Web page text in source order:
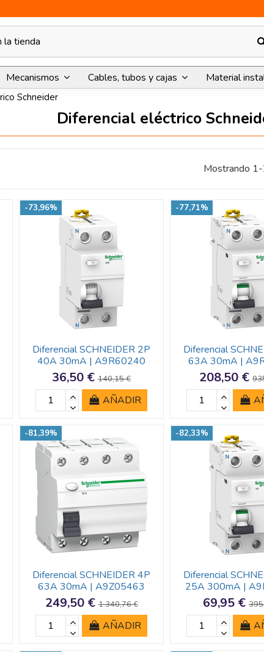
Mecanismos Cables, tubos y cajas Material
Schneider
Diferencial eléctrico
Mostrando
-73,96%
Diferencial SCHNEIDER 2P
40A 30mA | A9R60240
36,50 € 140,15 €
AÑADIR
-77,71%
Diferencial
63A 30mA |
208,50 €
-81,39%
Diferencial SCHNEIDER 4P
63A 30mA | A9Z05463
249,50 €1.340,76 €
AÑADIR
-82,33%
Diferencial
25A 300mA |
69,95 €